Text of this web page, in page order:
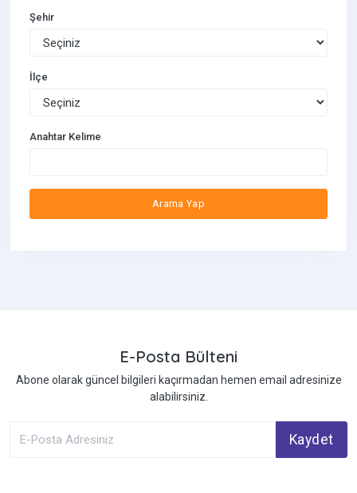
Şehir
İlçe
Anahtar Kelime
Arama Yap
E-Posta Bülteni
Abone olarak güncel bilgileri kaçırmadan hemen email adresinize
alabilirsiniz.
Kaydet